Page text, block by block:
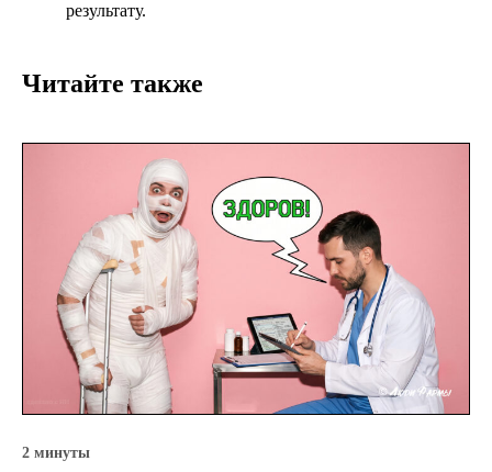
результату.
Читайте также
2 минуты